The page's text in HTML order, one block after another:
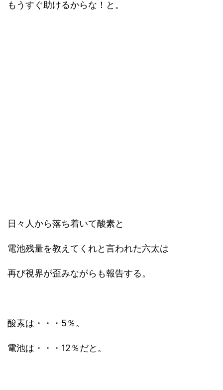
もうすぐ助けるからな！と。
日々人から落ち着いて酸素と
電池残量を教えてくれと言われた六太は
再び視界が歪みながらも報告する。
酸素は・・・5％。
電池は・・・12％だと。